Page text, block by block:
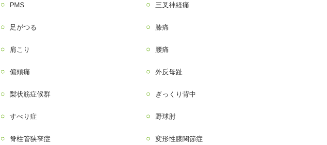
PMS 三叉神経痛
足がつる 膝痛
肩こり 腰痛
偏頭痛 外反母趾
梨状筋症候群 ぎっくり背中
すべり症 野球肘
脊柱管狭窄症 変形性膝関節症